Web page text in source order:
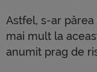
Astfel, s-ar
mai mult la
anumit prag de